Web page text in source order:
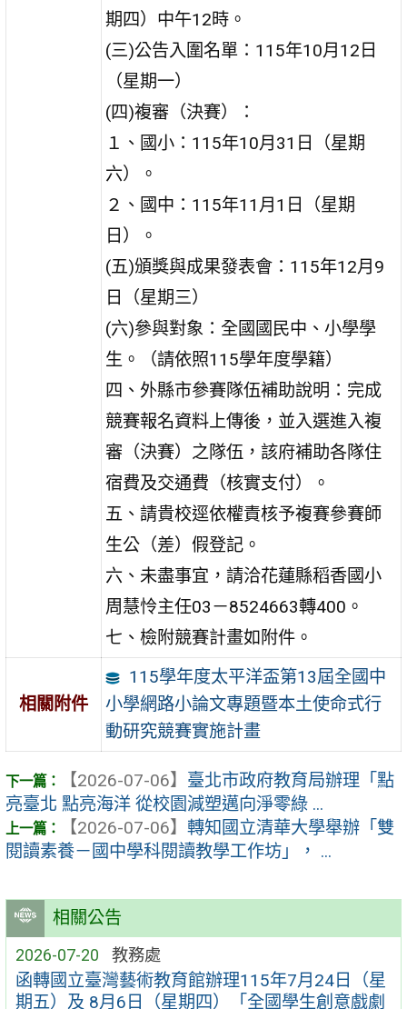
相關公告
2026-07-20 教務處
函轉國立臺灣藝術教育館辦理115年7月24日（星
期五）及 8月6日（星期四）「全國學生創意戲劇
期四）中午12時。
(三)公告入圍名單：115年10月12日
（星期一）
(四)複審（決賽）：
１、國小：115年10月31日（星期
六）。
２、國中：115年11月1日（星期
日）。
(五)頒獎與成果發表會：115年12月9
日（星期三）
(六)參與對象：全國國民中、小學學
生。（請依照115學年度學籍）
四、外縣市參賽隊伍補助說明：完成
競賽報名資料上傳後，並入選進入複
審（決賽）之隊伍，該府補助各隊住
宿費及交通費（核實支付）。
五、請貴校逕依權責核予複賽參賽師
生公（差）假登記。
六、未盡事宜，請洽花蓮縣稻香國小
周慧怜主任03－8524663轉400。
七、檢附競賽計畫如附件。
相關附件
115學年度太平洋盃第13屆全國中
小學網路小論文專題暨本土使命式行
動研究競賽實施計畫
【2026-07-06】 臺北市政府教育局辦理「點
亮臺北 點亮海洋 從校園減塑邁向淨零綠 ...
【2026-07-06】 轉知國立清華大學舉辦「雙
閱讀素養－國中學科閱讀教學工作坊」， ...